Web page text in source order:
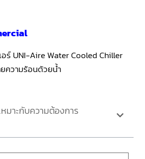
ร์ UNI-Aire Water Cooled Chiller
ยความร้อนด้วยน้ำ
หมาะกับความต้องการ